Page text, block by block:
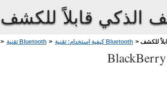
الذكي قابلاً للكشف
> تقنية Bluetooth > كيفية استخدام: تقنية Bluetooth > للكشف